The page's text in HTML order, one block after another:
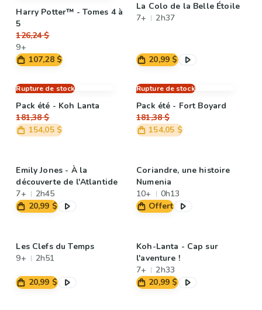
Harry Potter™ - Tomes 4 à
5
126,24 $
9+
107,28 $
La Colo de la Belle Étoile
7+
2h37
20,99 $
Rupture de stock
Pack été - Koh Lanta
181,38 $
154,05 $
Rupture de stock
Pack été - Fort Boyard
181,38 $
154,05 $
Emily Jones - À la
découverte de l'Atlantide
7+
2h45
20,99 $
Coriandre, une histoire
Numenia
10+
0h13
Offert
Les Clefs du Temps
9+
2h51
20,99 $
Koh-Lanta - Cap sur
l'aventure !
7+
2h33
20,99 $